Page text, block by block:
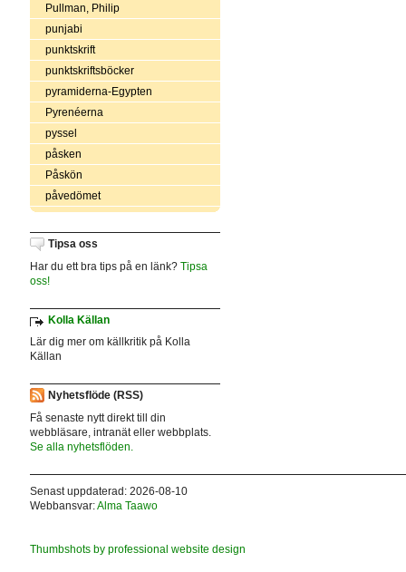
Pullman, Philip
punjabi
punktskrift
punktskriftsböcker
pyramiderna-Egypten
Pyrenéerna
pyssel
påsken
Påskön
påvedömet
Tipsa oss
Har du ett bra tips på en länk? Tipsa
oss!
Kolla Källan
Lär dig mer om källkritik på Kolla
Källan
Nyhetsflöde (RSS)
Få senaste nytt direkt till din
webbläsare, intranät eller webbplats.
Se alla nyhetsflöden.
Senast uppdaterad: 2026-08-10
Webbansvar:Alma Taawo
Thumbshots by professional website design